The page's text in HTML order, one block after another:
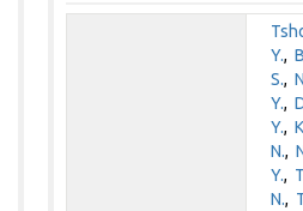
Y.,
S.,
Y.,
Y.,
N.,
Y.,
N.,